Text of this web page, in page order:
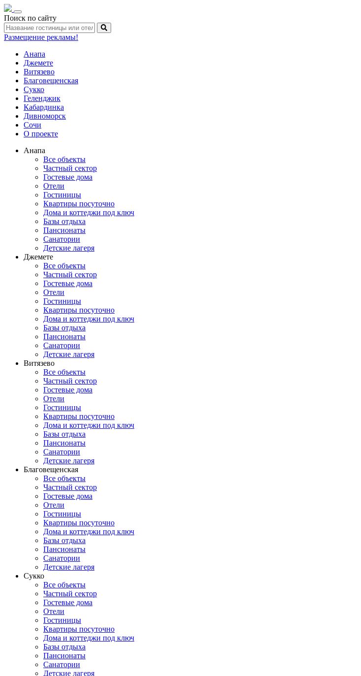
Toggle
navigation
Поиск по сайту
Размещение рекламы!
Анапа
Джемете
Витязево
Благовещенская
Сукко
Геленджик
Кабардинка
Дивноморск
Сочи
О проекте
Анапа
Все объекты
Частный сектор
Гостевые дома
Отели
Гостиницы
Квартиры посуточно
Дома и коттеджи под ключ
Базы отдыха
Пансионаты
Санатории
Детские лагеря
Джемете
Все объекты
Частный сектор
Гостевые дома
Отели
Гостиницы
Квартиры посуточно
Дома и коттеджи под ключ
Базы отдыха
Пансионаты
Санатории
Детские лагеря
Витязево
Все объекты
Частный сектор
Гостевые дома
Отели
Гостиницы
Квартиры посуточно
Дома и коттеджи под ключ
Базы отдыха
Пансионаты
Санатории
Детские лагеря
Благовещенская
Все объекты
Частный сектор
Гостевые дома
Отели
Гостиницы
Квартиры посуточно
Дома и коттеджи под ключ
Базы отдыха
Пансионаты
Санатории
Детские лагеря
Сукко
Все объекты
Частный сектор
Гостевые дома
Отели
Гостиницы
Квартиры посуточно
Дома и коттеджи под ключ
Базы отдыха
Пансионаты
Санатории
Детские лагеря